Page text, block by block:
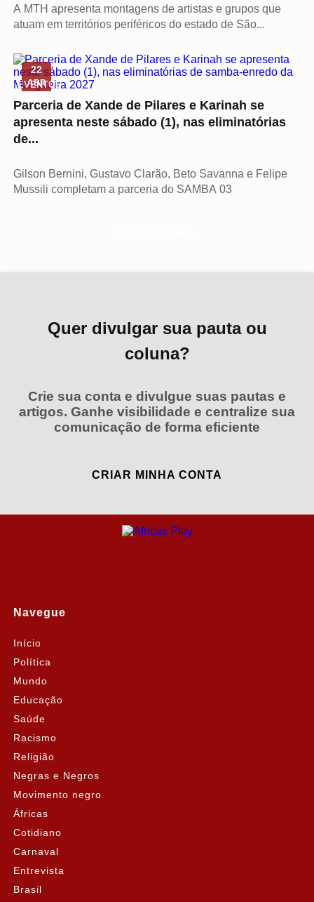
A MTH apresenta montagens de artistas e grupos que
atuam em territórios periféricos do estado de São...
22
ABR
EVENTOS
Parceria de Xande de Pilares e Karinah se
apresenta neste sábado (1), nas eliminatórias
de...
Gilson Bernini, Gustavo Clarão, Beto Savanna e Felipe
Mussili completam a parceria do SAMBA 03
Quer divulgar sua pauta ou
coluna?
Crie sua conta e divulgue suas pautas e
artigos. Ganhe visibilidade e centralize sua
comunicação de forma eficiente
CRIAR MINHA CONTA
Navegue
Início
Política
Mundo
Educação
Saúde
Racismo
Religião
Negras e Negros
Movimento negro
Áfricas
Cotidiano
Carnaval
Entrevista
Brasil